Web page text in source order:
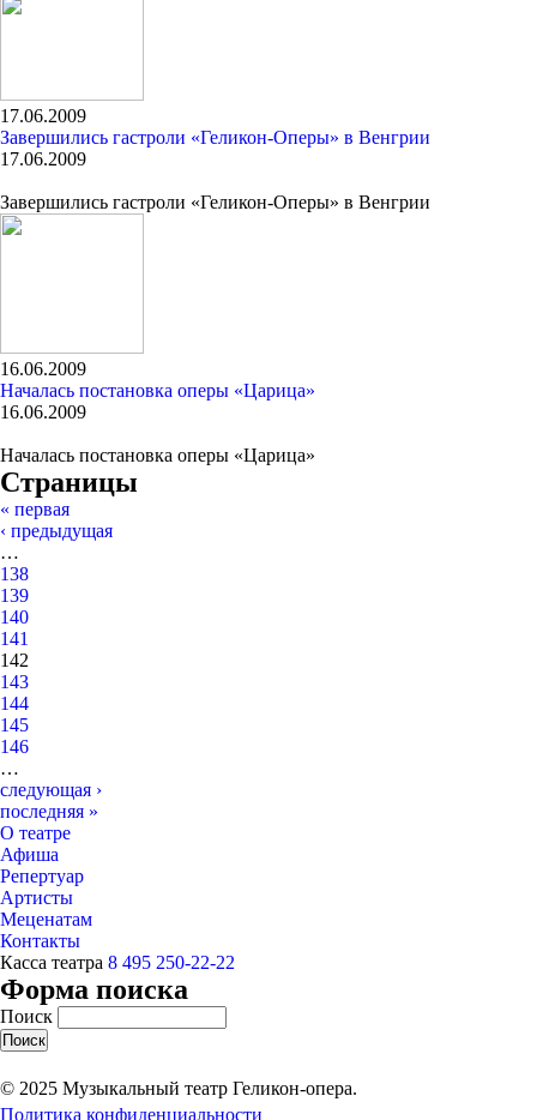
17.06.2009
Завершились гастроли «Геликон-Оперы» в Венгрии
17.06.2009
Завершились гастроли «Геликон-Оперы» в Венгрии
16.06.2009
Началась постановка оперы «Царица»
16.06.2009
Началась постановка оперы «Царица»
Страницы
« первая
‹ предыдущая
…
138
139
140
141
142
143
144
145
146
…
следующая ›
последняя »
О театре
Афиша
Репертуар
Артисты
Меценатам
Контакты
Касса театра 8 495 250-22-22
Форма поиска
Поиск
© 2025 Музыкальный театр Геликон-опера.
Политика конфиденциальности